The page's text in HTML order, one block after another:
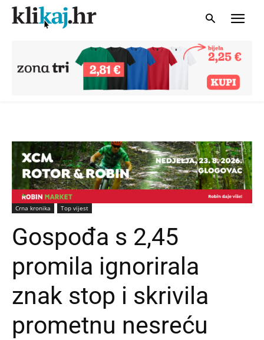
Crna kronika Top vijest
Gospođa s 2,45
promila ignorirala
znak stop i skrivila
prometnu nesreću